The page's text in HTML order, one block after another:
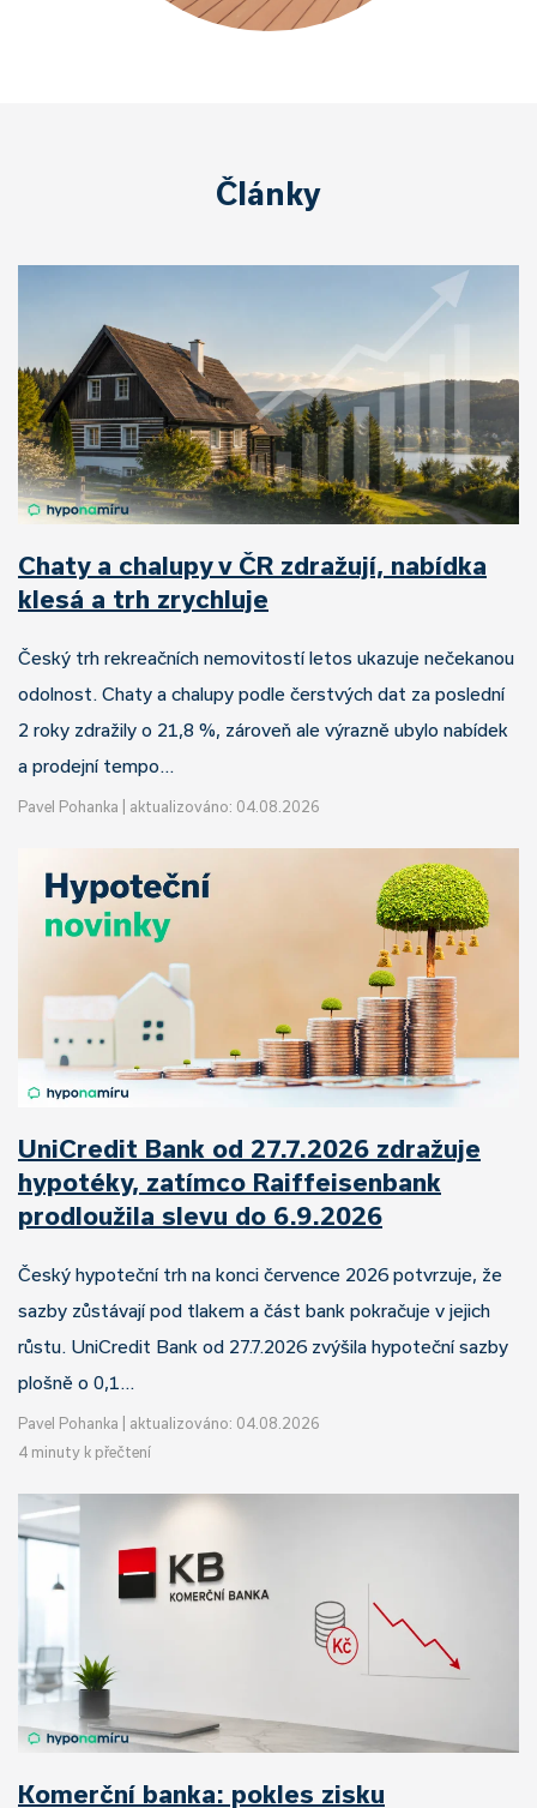
Články
Chaty a chalupy v ČR zdražují, nabídka
klesá a trh zrychluje
Český trh rekreačních nemovitostí letos ukazuje nečekanou
odolnost. Chaty a chalupy podle čerstvých dat za poslední
2 roky zdražily o 21,8 %, zároveň ale výrazně ubylo nabídek
a prodejní tempo…
Pavel Pohanka aktualizováno: 04.08.2026
UniCredit Bank od 27.7.2026 zdražuje
hypotéky, zatímco Raiffeisenbank
prodloužila slevu do 6.9.2026
Český hypoteční trh na konci července 2026 potvrzuje, že
sazby zůstávají pod tlakem a část bank pokračuje v jejich
růstu. UniCredit Bank od 27.7.2026 zvýšila hypoteční sazby
plošně o 0,1…
Pavel Pohanka
aktualizováno: 04.08.2026
4 minuty k přečtení
Komerční banka: pokles zisku